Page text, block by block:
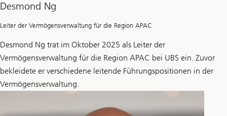
Desmond Ng
Leiter der Vermögensverwaltung für die Region APAC
Desmond Ng trat im Oktober 2025 als Leiter der
Vermögensverwaltung für die Region APAC bei UBS ein. Zuvor
bekleidete er verschiedene leitende Führungspositionen in der
Vermögensverwaltung.